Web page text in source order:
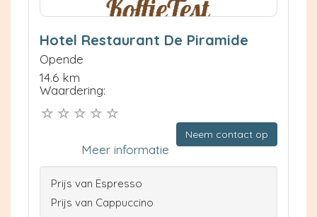
Hotel Restaurant De Piramide
Opende
14.6 km
Waardering:
Neem contact op
Meer informatie
Prijs van Espresso
Prijs van Cappuccino